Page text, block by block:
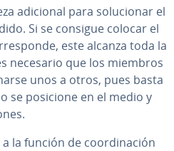
adicional para so­lu­cio­nar el
Si se consigue colocar el
este alcanza toda la
necesario que los miembros
unos a otros, pues basta
se posicione en el medio y
la función de coor­di­na­ción